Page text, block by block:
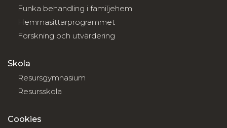
Funka behandling i familjehem
Hemmasittarprogrammet
Forskning och utvärdering
Skola
Resursgymnasium
Resursskola
Cookies